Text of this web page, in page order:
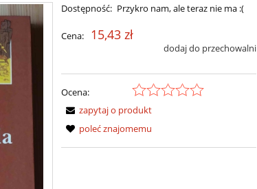
Dostępność: Przykro nam, ale teraz nie ma :(
Cena: 15,43 zł
dodaj do przechowalni
Ocena:
zapytaj o produkt
poleć znajomemu